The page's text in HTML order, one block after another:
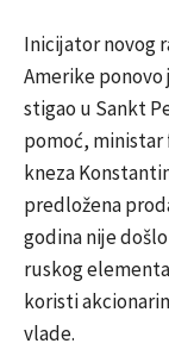
Inicijator novog
Amerike
stigao u Sankt
pomoć,
kneza
predložena
godina nije
ruskog
koristi
vlade.